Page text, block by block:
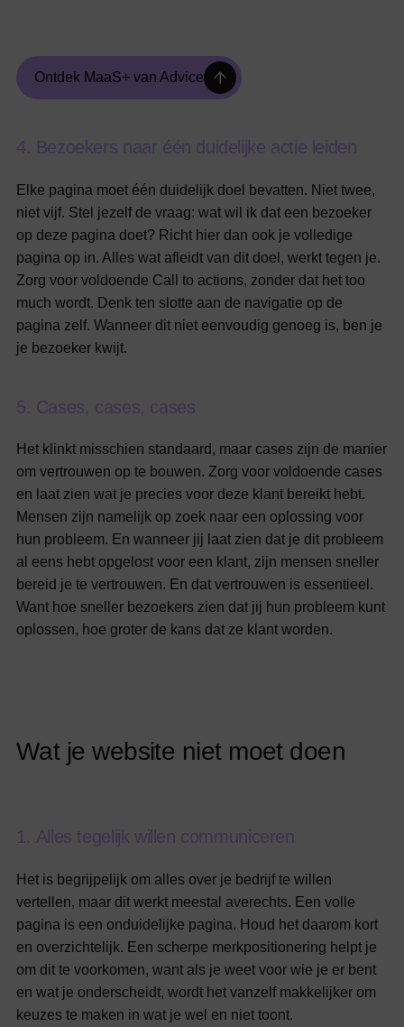
4. Bezoekers naar één d uid e ijke actie eid en
Elke pagina moet één duidelijk doel bevatten. Niet twee,
niet vijf. Stel jezelf de vraag: wat wil ik dat een bezoeker
op deze pagina doet? Richt hier dan ook je volledige
pagina op in. Alles wat afleidt van dit doel, werkt tegen je.
Zorg voor voldoende Call to actions, zonder dat het too
much wordt. Denk ten slotte aan de navigatie op de
pagina zelf. Wanneer dit niet eenvoudig genoeg is, ben je
je bezoeker kwijt.
5. Cases, cases, cases
Het klinkt misschien standaard, maar cases zijn de manier
om vertrouwen op te bouwen. Zorg voor voldoende cases
en laat zien wat je precies voor deze klant bereikt hebt.
Mensen zijn namelijk op zoek naar een oplossing voor
hun probleem. En wanneer jij laat zien dat je dit probleem
al eens hebt opgelost voor een klant, zijn mensen sneller
bereid je te vertrouwen. En dat vertrouwen is essentieel.
Want hoe sneller bezoekers zien dat jij hun probleem kunt
oplossen, hoe groter de kans dat ze klant worden.
Wat je website niet moet doen
1 . A es tege ijk wi en communiceren
Het is begrijpelijk om alles over je bedrijf te willen
vertellen, maar dit werkt meestal averechts. Een volle
pagina is een onduidelijke pagina. Houd het daarom kort
en overzichtelijk. Een scherpe merkpositionering helpt je
om dit te voorkomen, want als je weet voor wie je er bent
en wat je onderscheidt, wordt het vanzelf makkelijker om
keuzes te maken in wat je wel en niet toont.